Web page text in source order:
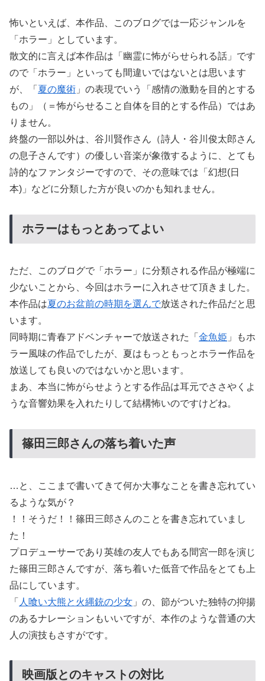
怖いといえば、本作品、このブログでは一応ジャンルを
「ホラー」としています。
散文的に言えば本作品は「幽霊に怖がらせられる話」です
ので「ホラー」といっても間違いではないとは思います
が、「 夏の魔術 」の表現でいう「感情の激動を目的とする
もの」（＝怖がらせること自体を目的とする作品）ではあ
りません。
終盤の一部以外は、谷川賢作さん（詩人・谷川俊太郎さん
の息子さんです）の優しい音楽が象徴するように、とても
詩的なファンタジーですので、その意味では「幻想(日
本)」などに分類した方が良いのかも知れません。
ホラーはもっとあってよい
ただ、このブログで「ホラー」に分類される作品が極端に
少ないことから、今回はホラーに入れさせて頂きました。
本作品は夏のお盆前の時期を選んで放送された作品だと思
います。
同時期に青春アドベンチャーで放送された「 金魚姫 」もホ
ラー風味の作品でしたが、夏はもっともっとホラー作品を
放送しても良いのではないかと思います。
まあ、本当に怖がらせようとする作品は耳元でささやくよ
うな音響効果を入れたりして結構怖いのですけどね。
篠田三郎さんの落ち着いた声
…と、ここまで書いてきて何か大事なことを書き忘れてい
るような気が？
！！そうだ！！篠田三郎さんのことを書き忘れていまし
た！
プロデューサーであり英雄の友人でもある間宮一郎を演じ
た篠田三郎さんですが、落ち着いた低音で作品をとても上
品にしています。
「 人喰い大熊と火縄銃の少女 」の、節がついた独特の抑揚
のあるナレーションもいいですが、本作のような普通の大
人の演技もさすがです。
映画版とのキャストの対比